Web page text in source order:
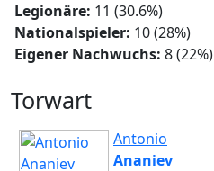
Legionäre: 11 (30.6%)
Nationalspieler: 10 (28%)
Eigener Nachwuchs: 8 (22%)
Torwart
Antonio
Ananiev